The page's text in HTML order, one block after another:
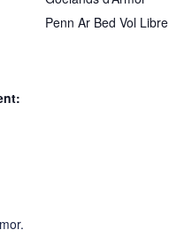
Penn Ar Bed Vol Libre